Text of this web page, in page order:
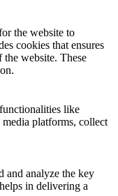
the website to
cookies that ensures
the website. These
like
platforms, collect
and analyze the key
in delivering a